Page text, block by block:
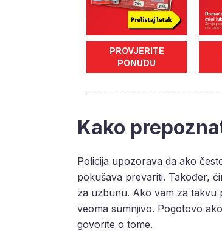
PROVJERITE
PONUDU
Kako
Policija upozorava da ako
pokušava prevariti. Također,
za uzbunu. Ako vam za takvu
veoma sumnjivo. Pogotovo
govorite o tome.